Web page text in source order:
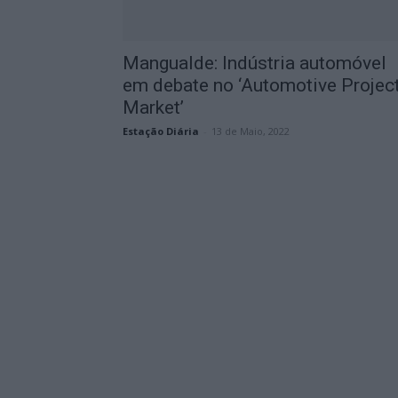
Mangualde: Indústria automóvel
em debate no ‘Automotive
Market’
Estação Diária 13 de Maio, 2022